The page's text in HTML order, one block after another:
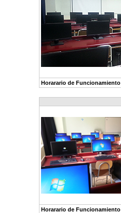
Horarario de Funcionamiento
Horarario de Funcionamiento